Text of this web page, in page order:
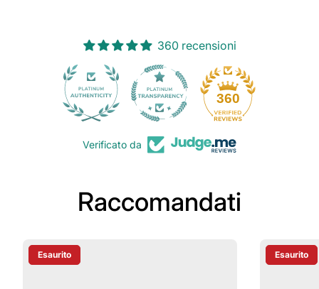
360 recensioni
360
Verificato da
Raccomandati
Etichetta Del Prodotto:
Esaurito Etichetta
Esaurito